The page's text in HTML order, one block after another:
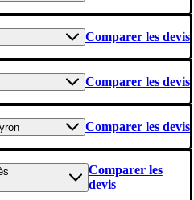
Comparer les devis
Comparer les devis
Comparer les devis
Comparer les
devis